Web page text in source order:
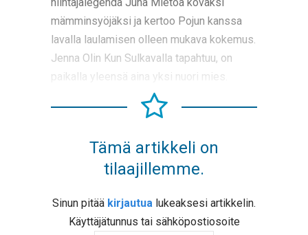
mämminsyöjäksi ja kertoo Pojun kanssa
lavalla laulamisen olleen mukava kokemus.
Jenna Olin Kun Sulkavalla tapahtuu, on
paikalla yleensä aina yksi nuori mies.
Tämä artikkeli on
tilaajillemme.
Sinun pitää kirjautua lukeaksesi artikkelin.
Käyttäjätunnus tai sähköpostiosoite